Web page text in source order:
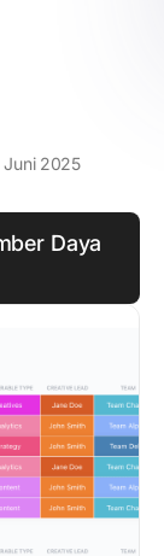
Juni 2025
Daya